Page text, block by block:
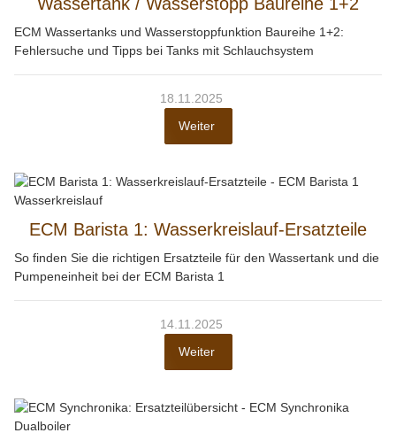
ECM Wassertanks und Wasserstoppfunktion Baureihe 1+2:
Fehlersuche und Tipps bei Tanks mit Schlauchsystem
18.11.2025
Weiter
ECM Barista 1: Wasserkreislauf-Ersatzteile
So finden Sie die richtigen Ersatzteile für den Wassertank und die
Pumpeneinheit bei der ECM Barista 1
14.11.2025
Weiter